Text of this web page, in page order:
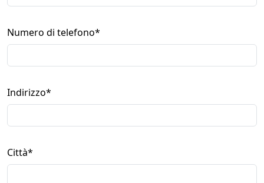
Numero di telefono*
Indirizzo*
Città*